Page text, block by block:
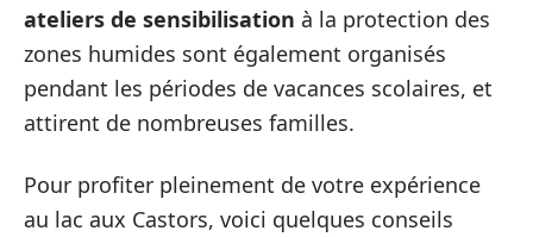
ateliers de sensibilisation à la protection des
zones humides sont également organisés
pendant les périodes de vacances scolaires, et
attirent de nombreuses familles.
Pour profiter pleinement de votre expérience
au lac aux Castors, voici quelques conseils